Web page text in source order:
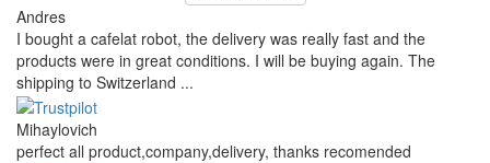
Andres
I bought a cafelat robot, the delivery was really fast and the
products were in great conditions. I will be buying again. The
shipping to Switzerland ...
Mihaylovich
perfect all product,company,delivery, thanks recomended